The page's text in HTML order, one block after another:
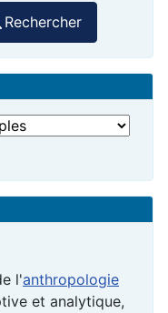
Rechercher
l'anthropologie
et analytique,